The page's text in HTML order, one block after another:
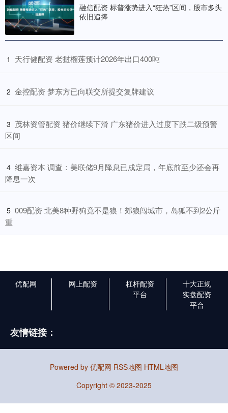
融信配资 标普涨势进入“狂热”区间，股市多头
依旧追捧
1 ​天行健配资 老挝榴莲预计2026年出口400吨
2 ​金控配资 梦东方已向联交所提交复牌建议
3 ​茂林资管配资 猪价继续下滑 广东猪价进入过度下跌二级预警
区间
4 ​维嘉资本 调查：美联储9月降息已成定局，年底前至少还会再
降息一次
5 ​009配资 北美8种野狗竟不是狼！郊狼闯城市，岛狐不到2公斤
重
优配网 网上配资
杠杆配资
平台
十大正规
实盘配资
平台
友情链接：
Powered by 优配网 RSS地图 HTML地图
Copyright © 2023-2025